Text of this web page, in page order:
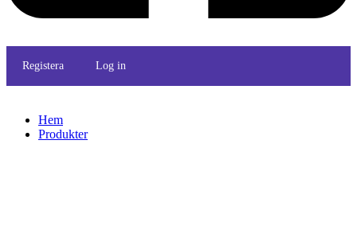
Registera Log in
Hem
Produkter